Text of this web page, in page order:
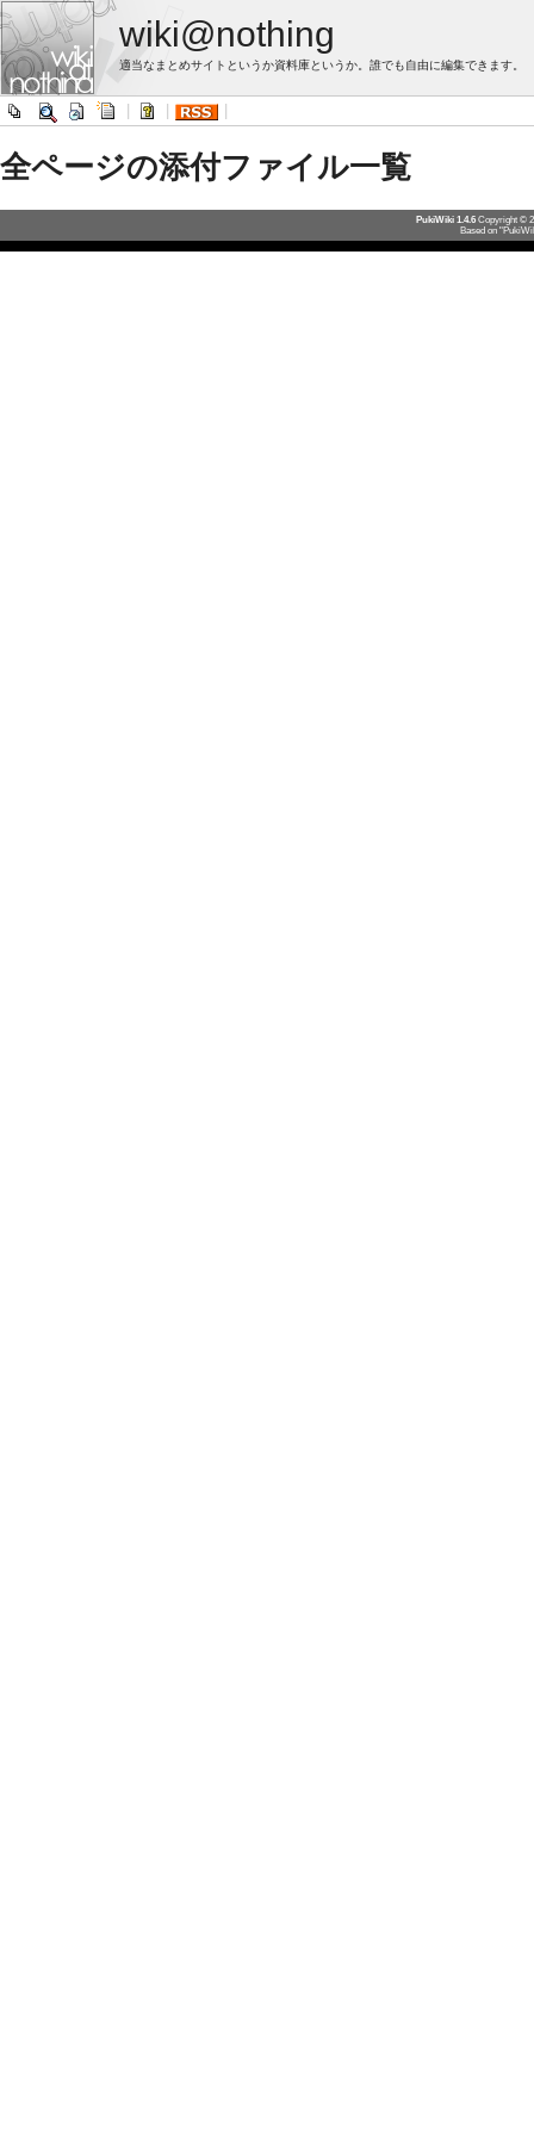
wiki@nothing
適当なまとめサイトというか資料庫というか。誰でも自由に編集できます。
| | |
全ページの添付ファイル一覧
PukiWiki 1.4.6 Copyright ©
Based on